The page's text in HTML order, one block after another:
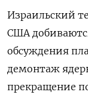
Израильский
США
обсуждения
демонтаж
прекращение